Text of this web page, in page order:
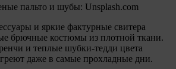
пальто и шубы: Unsplash.com
и яркие фактурные свитера
брючные костюмы из плотной ткани.
и теплые шубки-тедди цвета
даже в самые прохладные дни.